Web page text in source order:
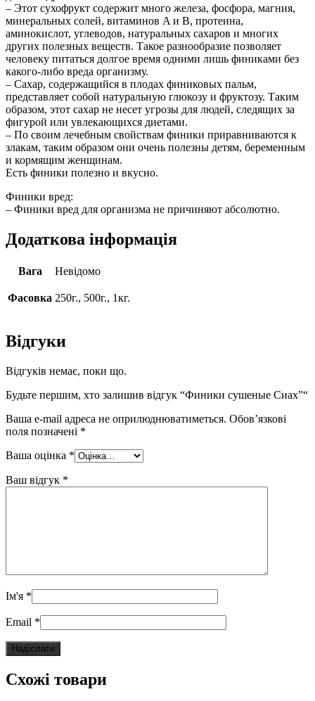
– Этот сухофрукт содержит много железа, фосфора, магния,
минеральных солей, витаминов A и B, протеина,
аминокислот, углеводов, натуральных сахаров и многих
других полезных веществ. Такое разнообразие позволяет
человеку питаться долгое время одними лишь финиками без
какого-либо вреда организму.
– Сахар, содержащийся в плодах финиковых пальм,
представляет собой натуральную глюкозу и фруктозу. Таким
образом, этот сахар не несет угрозы для людей, следящих за
фигурой или увлекающихся диетами.
– По своим лечебным свойствам финики приравниваются к
злакам, таким образом они очень полезны детям, беременным
и кормящим женщинам.
Есть финики полезно и вкусно.
Финики вред:
– Финики вред для организма не причиняют абсолютно.
Додаткова інформація
Вага Невідомо
Фасовка 250г., 500г., 1кг.
Відгуки
Відгуків немає, поки що.
Будьте першим, хто залишив відгук “Финики сушеные Сиах”“
Ваша e-mail адреса не оприлюднюватиметься. Обов’язкові
поля позначені *
Ваша оцінка *
Ваш відгук *
Ім'я *
Email *
Схожі товари